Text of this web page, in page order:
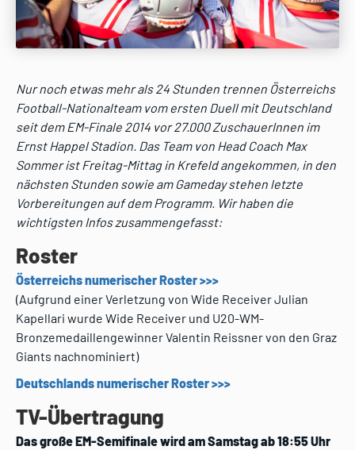
Nur noch etwas mehr als 24 Stunden trennen Österreichs
Football-Nationalteam vom ersten Duell mit Deutschland
seit dem EM-Finale 2014 vor 27.000 ZuschauerInnen im
Ernst Happel Stadion. Das Team von Head Coach Max
Sommer ist Freitag-Mittag in Krefeld angekommen, in den
nächsten Stunden sowie am Gameday stehen letzte
Vorbereitungen auf dem Programm. Wir haben die
wichtigsten Infos zusammengefasst:
Roster
Österreichs numerischer Roster >>>
(Aufgrund einer Verletzung von Wide Receiver Julian
Kapellari wurde Wide Receiver und U20-WM-
Bronzemedaillengewinner Valentin Reissner von den Graz
Giants nachnominiert)
Deutschlands numerischer Roster >>>
TV-Übertragung
Das große EM-Semifinale wird am Samstag ab 18:55 Uhr